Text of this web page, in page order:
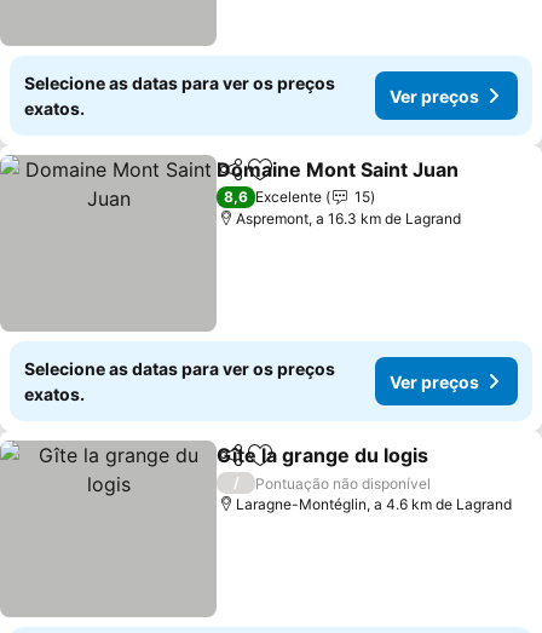
Selecione as datas para ver os preços
exatos.
Ver preços
PartilharAdicionar aos favoritos
Domaine Mont Saint Juan
8,6 Excelente
15
Aspremont, a 16.3 km de Lagrand
Selecione as datas para ver os preços
exatos.
Ver preços
PartilharAdicionar aos favoritos
Gîte la grange du logis
/
Pontuação não disponível
Laragne-Montéglin, a 4.6 km de Lagrand